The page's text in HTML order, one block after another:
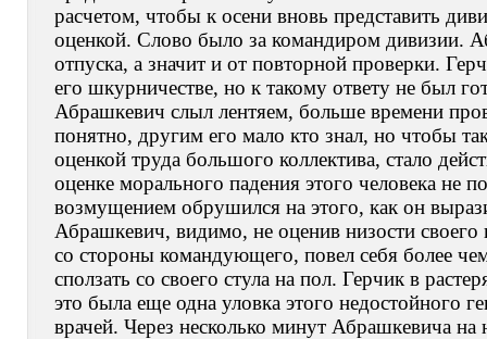
расчетом, чтобы к осени вновь представить
оценкой. Слово было за командиром дивизии.
отпуска, а значит и от повторной проверки.
его шкурничестве, но к такому ответу не был
Абрашкевич слыл лентяем, больше времени
понятно, другим его мало кто знал, но чтобы
оценкой труда большого коллектива, стало
оценке морального падения этого человека не
возмущением обрушился на этого, как он
Абрашкевич, видимо, не оценив низости
со стороны командующего, повел себя более
сползать со своего стула на пол. Герчик в
это была еще одна уловка этого недостойного
врачей. Через несколько минут Абрашкевича на